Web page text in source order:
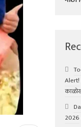
Alert!
2026